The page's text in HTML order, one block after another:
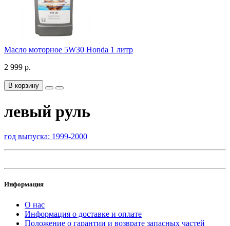
Масло моторное 5W30 Honda 1 литр
2 999 р.
В корзину
левый руль
год выпуска: 1999-2000
Информация
О нас
Информация о доставке и оплате
Положение о гарантии и возврате запасных частей